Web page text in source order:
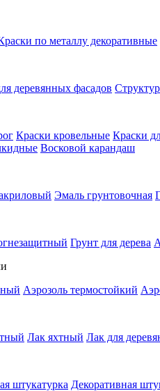
по металлу декоративные
деревянных фасадов
Краски кровельные Краски
Восковой карандаш
Эмаль грунтовочная
Грунт для дерева
Аэрозоль термостойкий
Лак яхтный Лак для
штукатурка Декоративная